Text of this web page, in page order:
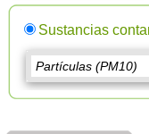
Sustancias